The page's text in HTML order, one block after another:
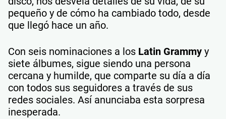
pequeño y de cómo ha cambiado todo, desde
que llegó hace un año.
Con seis nominaciones a los Latin Grammy y
siete álbumes, sigue siendo una persona
cercana y humilde, que comparte su día a día
con todos sus seguidores a través de sus
redes sociales. Así anunciaba esta sorpresa
inesperada.